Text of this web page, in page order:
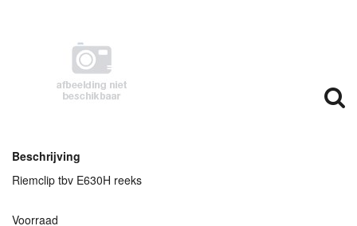
Beschrijving
Riemclip tbv E630H reeks
Voorraad